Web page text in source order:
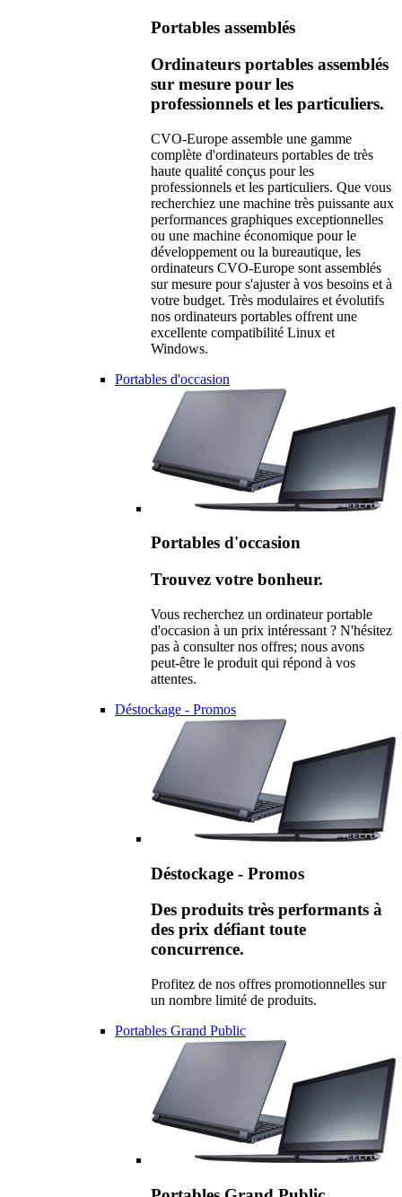
Portables assemblés
Ordinateurs portables assemblés
sur mesure pour les
professionnels et les particuliers.
CVO-Europe assemble une gamme
complète d'ordinateurs portables de très
haute qualité conçus pour les
professionnels et les particuliers. Que vous
recherchiez une machine très puissante aux
performances graphiques exceptionnelles
ou une machine économique pour le
développement ou la bureautique, les
ordinateurs CVO-Europe sont assemblés
sur mesure pour s'ajuster à vos besoins et à
votre budget. Très modulaires et évolutifs
nos ordinateurs portables offrent une
excellente compatibilité Linux et
Windows.
Portables d'occasion
Portables d'occasion
Trouvez votre bonheur.
Vous recherchez un ordinateur portable
d'occasion à un prix intéressant ? N'hésitez
pas à consulter nos offres; nous avons
peut-être le produit qui répond à vos
attentes.
Déstockage - Promos
Déstockage - Promos
Des produits très performants à
des prix défiant toute
concurrence.
Profitez de nos offres promotionnelles sur
un nombre limité de produits.
Portables Grand Public